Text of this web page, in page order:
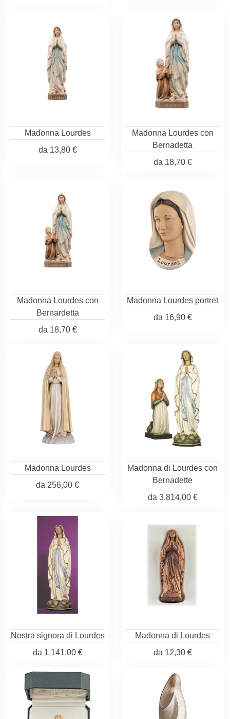
Madonna Lourdes
da 13,80 €
Madonna Lourdes con
Bernadetta
da 18,70 €
Madonna Lourdes con
Bernardetta
da 18,70 €
Madonna Lourdes portret
da 16,90 €
Madonna Lourdes
da 256,00 €
Madonna di Lourdes con
Bernadette
da 3.814,00 €
Nostra signora di Lourdes
da 1.141,00 €
Madonna di Lourdes
da 12,30 €